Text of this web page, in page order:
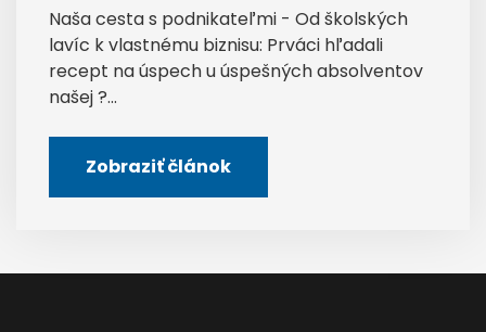
Naša cesta s podnikateľmi - Od školských
lavíc k vlastnému biznisu: Prváci hľadali
recept na úspech u úspešných absolventov
našej ?...
Zobraziť článok